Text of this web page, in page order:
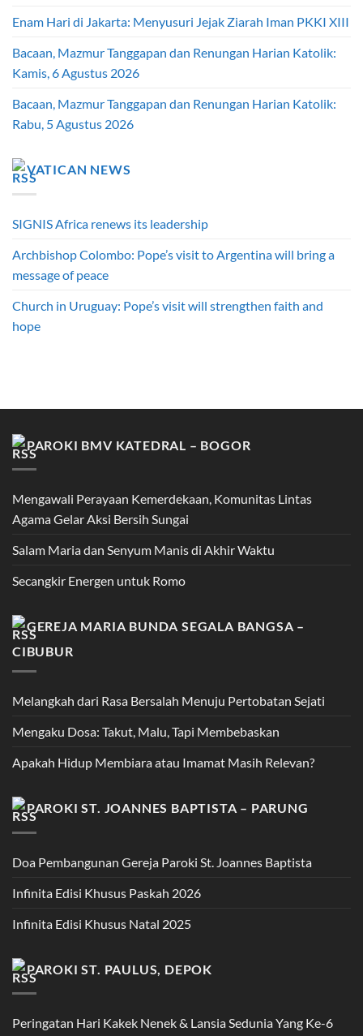
Enam Hari di Jakarta: Menyusuri Jejak Ziarah Iman PKKI XIII
Bacaan, Mazmur Tanggapan dan Renungan Harian Katolik:
Kamis, 6 Agustus 2026
Bacaan, Mazmur Tanggapan dan Renungan Harian Katolik:
Rabu, 5 Agustus 2026
VATICAN NEWS
SIGNIS Africa renews its leadership
Archbishop Colombo: Pope’s visit to Argentina will bring a
message of peace
Church in Uruguay: Pope’s visit will strengthen faith and
hope
PAROKI BMV KATEDRAL – BOGOR
Mengawali Perayaan Kemerdekaan, Komunitas Lintas
Agama Gelar Aksi Bersih Sungai
Salam Maria dan Senyum Manis di Akhir Waktu
Secangkir Energen untuk Romo
GEREJA MARIA BUNDA SEGALA BANGSA –
CIBUBUR
Melangkah dari Rasa Bersalah Menuju Pertobatan Sejati
Mengaku Dosa: Takut, Malu, Tapi Membebaskan
Apakah Hidup Membiara atau Imamat Masih Relevan?
PAROKI ST. JOANNES BAPTISTA – PARUNG
Doa Pembangunan Gereja Paroki St. Joannes Baptista
Infinita Edisi Khusus Paskah 2026
Infinita Edisi Khusus Natal 2025
PAROKI ST. PAULUS, DEPOK
Peringatan Hari Kakek Nenek & Lansia Sedunia Yang Ke-6